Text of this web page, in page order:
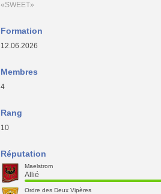
«SWEET»
Formation
12.06.2026
Membres
4
Rang
10
Réputation
Maelstrom
Allié
Ordre des Deux Vipères